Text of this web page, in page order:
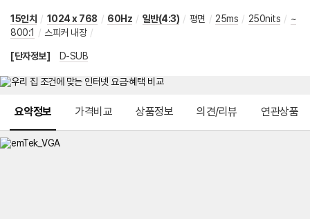
15인치 / 1024 x 768 / 60Hz / 일반(4:3) / 평면 / 25ms / 250nits / ~
800:1 / 스피커 내장 /
[단자정보] D-SUB
요약정보 가격비교 상품정보 의견/리뷰 연관상품